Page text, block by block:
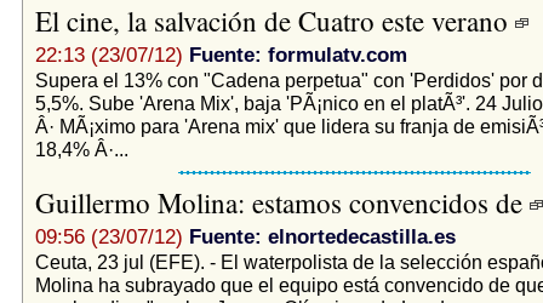
El cine, la salvación de Cuatro este verano
22:13 (23/07/12) Fuente: formulatv.com
Supera el 13% con "Cadena perpetua" con 'Perdidos' por
5,5%. Sube 'Arena Mix', baja 'PÃ¡nico en el platÃ³'. 24
Â· MÃ¡ximo para 'Arena mix' que lidera su franja de
18,4% Â·...
Guillermo Molina: estamos convencidos de
09:56 (23/07/12) Fuente: elnortedecastilla.es
Ceuta, 23 jul (EFE). - El waterpolista de la selección
Molina ha subrayado que el equipo está convencido de